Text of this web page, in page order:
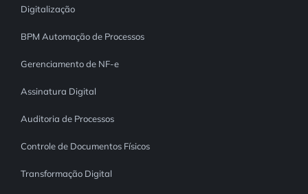
Digitalização
BPM Automação de Processos
Gerenciamento de NF-e
Assinatura Digital
Auditoria de Processos
Controle de Documentos Físicos
Transformação Digital